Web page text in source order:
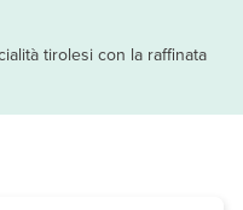
tirolesi con la raffinata